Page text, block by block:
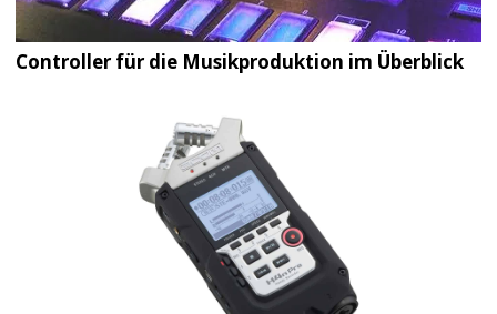
Controller für die Musikproduktion im Überblick